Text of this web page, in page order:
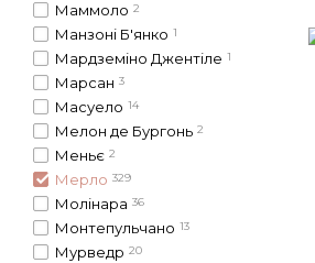
Маммоло 2
Манзоні Б'янко 1
Мардземіно Джентіле 1
Марсан 3
Масуело 14
Мелон де Бургонь 2
Меньє 2
Мерло 329
Молінара 36
Монтепульчано 13
Мурведр 20